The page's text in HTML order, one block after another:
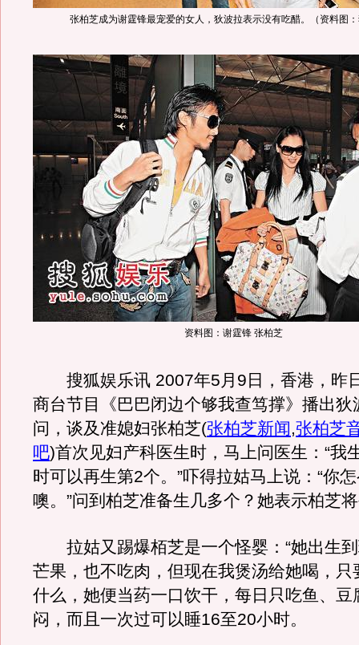
张柏芝成为谢霆锋最宠爱的女人，狄波拉表示没有吃醋。（资料图
资料图：谢霆锋 张柏芝
搜狐娱乐讯 2007年5月9日，香港，昨
商台节目《巴巴闭边个够我查笃撑》播出狄
问，谈及准媳妇张柏芝(张柏芝新闻,张柏芝
吧)首次见妇产科医生时，马上问医生：“我
时可以再生第2个。”吓得拉姑马上说：“你
噢。”问到柏芝准备生几多个？她表示柏芝
拉姑又踢爆栢芝是一个怪婴：“她出生到
芒果，也不吃肉，但现在我煲汤给她喝，只
什么，她便当药一口饮干，每日只吃鱼、豆
闷，而且一次过可以睡16至20小时。